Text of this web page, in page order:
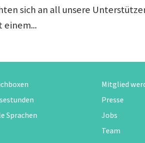
sich an all unsere
einem...
Sprachen
Mitglied
Presse
Jobs
Team